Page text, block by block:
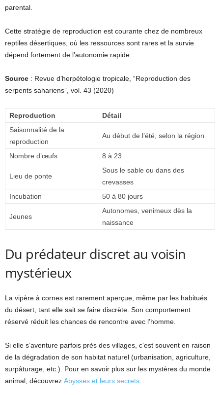
parental.
Cette stratégie de reproduction est courante chez de nombreux
reptiles désertiques, où les ressources sont rares et la survie
dépend fortement de l’autonomie rapide.
Source : Revue d’herpétologie tropicale, “Reproduction des
serpents sahariens”, vol. 43 (2020)
Reproduction
Détail
Saisonnalité de la
reproduction
Au début de l’été, selon la région
Nombre d’œufs 8 à 23
Lieu de ponte
Sous le sable ou dans des
crevasses
Incubation
50 à 80 jours
Jeunes
Autonomes, venimeux dès la
naissance
Du prédateur discret au voisin
mystérieux
La vipère à cornes est rarement aperçue, même par les habitués
du désert, tant elle sait se faire discrète. Son comportement
réservé réduit les chances de rencontre avec l’homme.
Si elle s’aventure parfois près des villages, c’est souvent en raison
de la dégradation de son habitat naturel (urbanisation, agriculture,
surpâturage, etc.). Pour en savoir plus sur les mystères du monde
animal, découvrez Abysses et leurs secrets